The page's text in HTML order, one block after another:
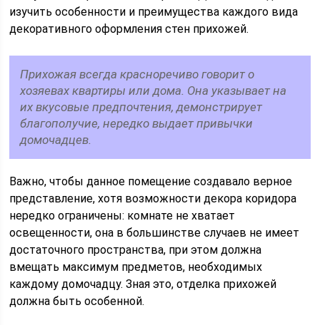
изучить особенности и преимущества каждого вида
декоративного оформления стен прихожей.
Прихожая всегда красноречиво говорит о
хозяевах квартиры или дома. Она указывает на
их вкусовые предпочтения, демонстрирует
благополучие, нередко выдает привычки
домочадцев.
Важно, чтобы данное помещение создавало верное
представление, хотя возможности декора коридора
нередко ограничены: комнате не хватает
освещенности, она в большинстве случаев не имеет
достаточного пространства, при этом должна
вмещать максимум предметов, необходимых
каждому домочадцу. Зная это, отделка прихожей
должна быть особенной.